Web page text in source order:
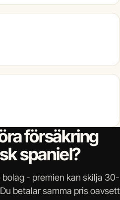
försäkring
spaniel?
- premien kan skilja 30-
betalar samma pris oavsett